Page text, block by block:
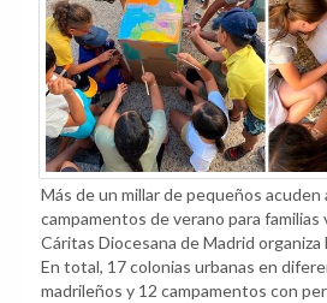
Más de un millar de pequeños acuden
campamentos de verano para
Cáritas Diocesana de Madrid
En total, 17 colonias urbanas en
madrileños y 12 campamentos con